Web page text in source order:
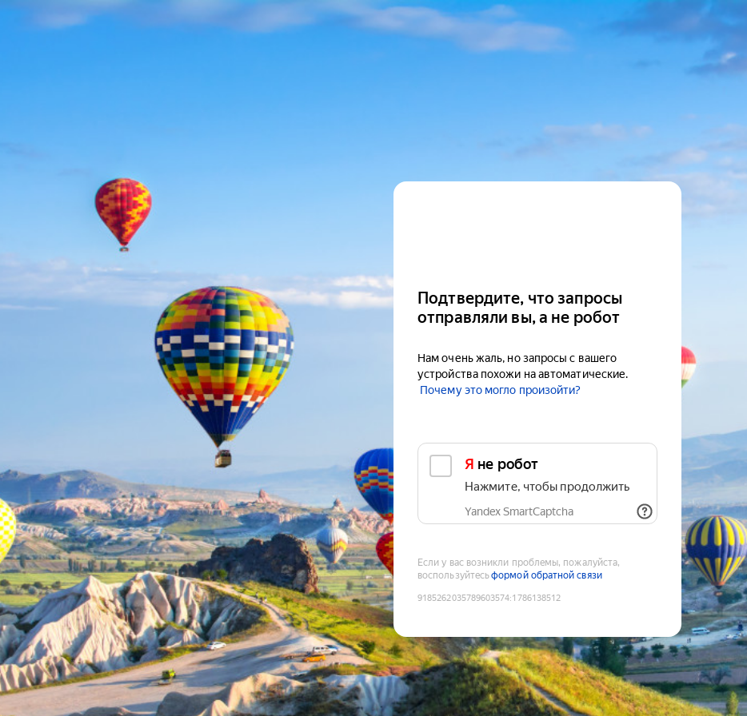
Подтвердите, что запросы
отправляли вы, а не робот
Нам очень жаль, но запросы с вашего
устройства похожи на автоматические.
Почему это могло произойти?
Я не робот
Нажмите, чтобы продолжить
Yandex SmartCaptcha
Если у вас возникли проблемы, пожалуйста,
воспользуйтесьформой обратной связи
9185262035789603574:1786138512